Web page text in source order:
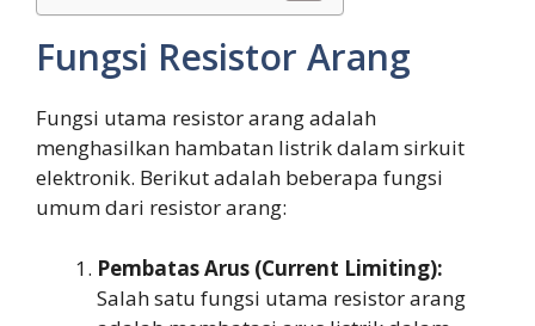
Fungsi Resistor Arang
Fungsi utama resistor arang adalah
menghasilkan hambatan listrik dalam sirkuit
elektronik. Berikut adalah beberapa fungsi
umum dari resistor arang:
Pembatas Arus (Current Limiting):
Salah satu fungsi utama resistor arang